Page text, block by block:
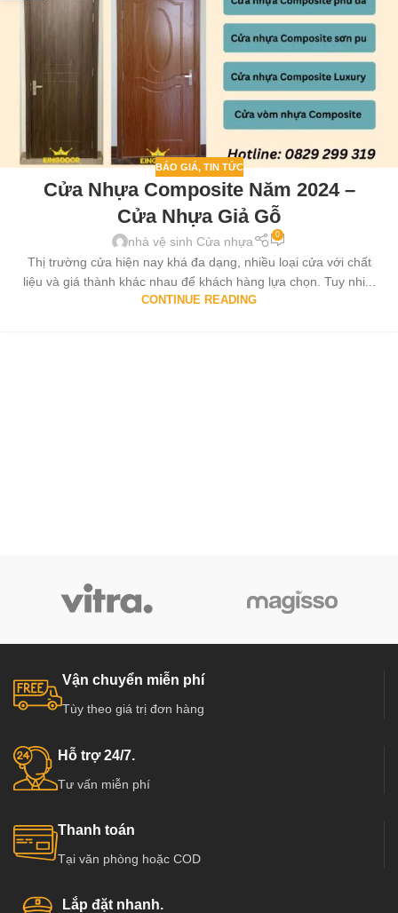
BÁO GIÁ, TIN TỨC
Cửa Nhựa Composite Năm 2024 –
Cửa Nhựa Giả Gỗ
nhà vệ sinh Cửa nhựa 0
Thị trường cửa hiện nay khá đa dạng, nhiều loại cửa với chất
liệu và giá thành khác nhau để khách hàng lựa chọn. Tuy nhi...
CONTINUE READING
Vận chuyển miễn phí
Tùy theo giá trị đơn hàng
Hỗ trợ 24/7.
Tư vấn miễn phí
Thanh toán
Tại văn phòng hoặc COD
Lắp đặt nhanh.